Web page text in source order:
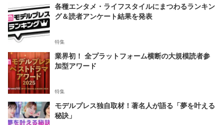
各種エンタメ・ライフスタイルにまつわるランキン
グ＆読者アンケート結果を発表
特集
業界初！ 全プラットフォーム横断の大規模読者参
加型アワード
特集
モデルプレス独自取材！著名人が語る「夢を叶える
秘訣」